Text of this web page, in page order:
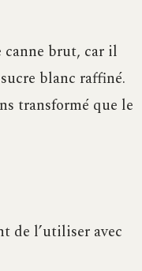
canne brut, car il
blanc raffiné.
transformé que le
de l’utiliser avec